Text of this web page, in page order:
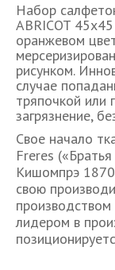
Набор
ABRICOT
оранжевом
рисунком.
случае
тряпочкой или
загрязнение,
Свое начало
Freres
Кишомпрэ
свою
лидером в